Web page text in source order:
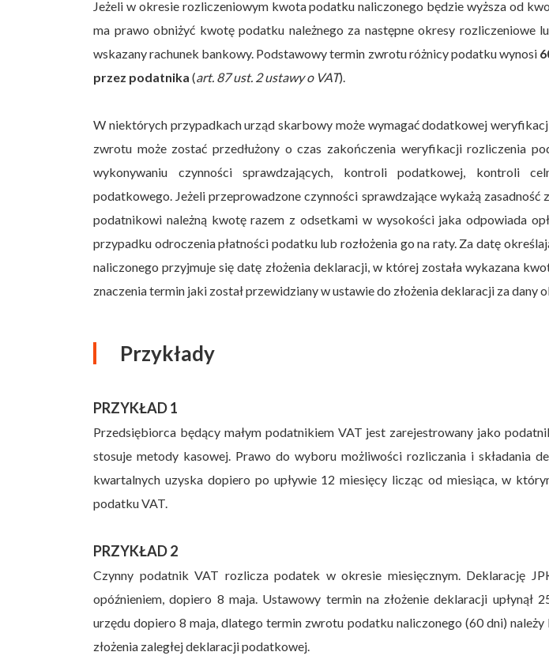
Jeżeli w okresie rozliczeniowym kwota podatku naliczonego będzie wyższa od
ma prawo obniżyć kwotę podatku należnego za następne okresy rozliczeniowe
wskazany rachunek bankowy. Podstawowy termin zwrotu różnicy podatku wynosi
przez podatnika (art. 87 ust. 2 ustawy o VAT).
W niektórych przypadkach urząd skarbowy może wymagać dodatkowej
zwrotu może zostać przedłużony o czas zakończenia weryfikacji rozliczenia
wykonywaniu czynności sprawdzających, kontroli podatkowej, kontroli
podatkowego. Jeżeli przeprowadzone czynności sprawdzające wykażą
podatnikowi należną kwotę razem z odsetkami w wysokości jaka odpowiada
przypadku odroczenia płatności podatku lub rozłożenia go na raty. Za datę
naliczonego przyjmuje się datę złożenia deklaracji, w której została wykazana
znaczenia termin jaki został przewidziany w ustawie do złożenia deklaracji za dany
Przykłady
PRZYKŁAD 1
Przedsiębiorca będący małym podatnikiem VAT jest zarejestrowany jako
stosuje metody kasowej. Prawo do wyboru możliwości rozliczania i składania
kwartalnych uzyska dopiero po upływie 12 miesięcy licząc od miesiąca, w
podatku VAT.
PRZYKŁAD 2
Czynny podatnik VAT rozlicza podatek w okresie miesięcznym. Deklarację
opóźnieniem, dopiero 8 maja. Ustawowy termin na złożenie deklaracji upłynął
urzędu dopiero 8 maja, dlatego termin zwrotu podatku naliczonego (60 dni)
złożenia zaległej deklaracji podatkowej.